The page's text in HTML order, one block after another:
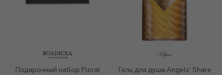
Подарочный набор Floral
Гель для душа Angels’ Share